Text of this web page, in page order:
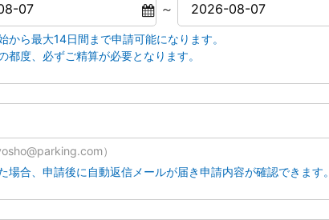
～
から最大14日間まで申請可能になります。
都度、必ずご精算が必要となります。
）
場合、申請後に自動返信メールが届き申請内容が確認できます。